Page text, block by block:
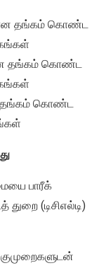
தங்கம் கொண்ட
தங்கம் கொண்ட
தங்கம் கொண்ட
பாரீக்
(டிசிஎல்டி)